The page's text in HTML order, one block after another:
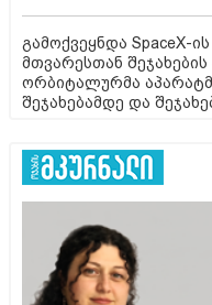
გამოქვეყნდა SpaceX-
მთვარესთან
ორბიტალურმა
შეჯახებამდე და